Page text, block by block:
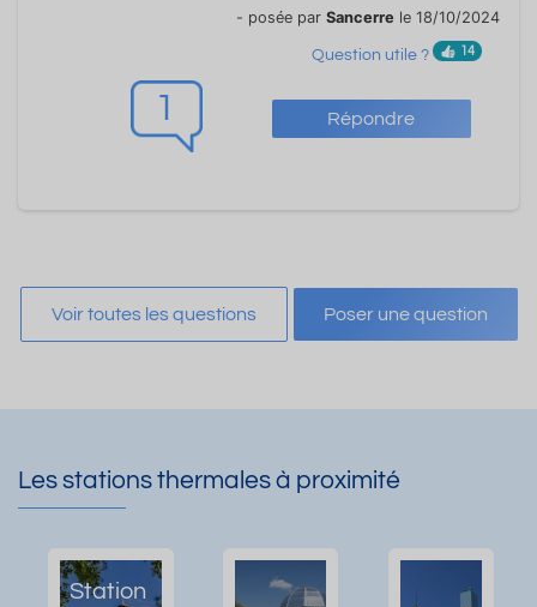
1 Répondre
- posée par Sancerre le 18/10/2024
Question utile ? 14
Voir toutes les questions Poser une question
Les stations thermales à proximité
Station